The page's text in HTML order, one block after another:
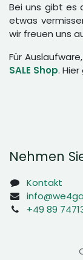
Bei uns gibt es
etwas
wir freuen uns
Für
SALE Shop.
Nehmen
Kontakt
+49 89